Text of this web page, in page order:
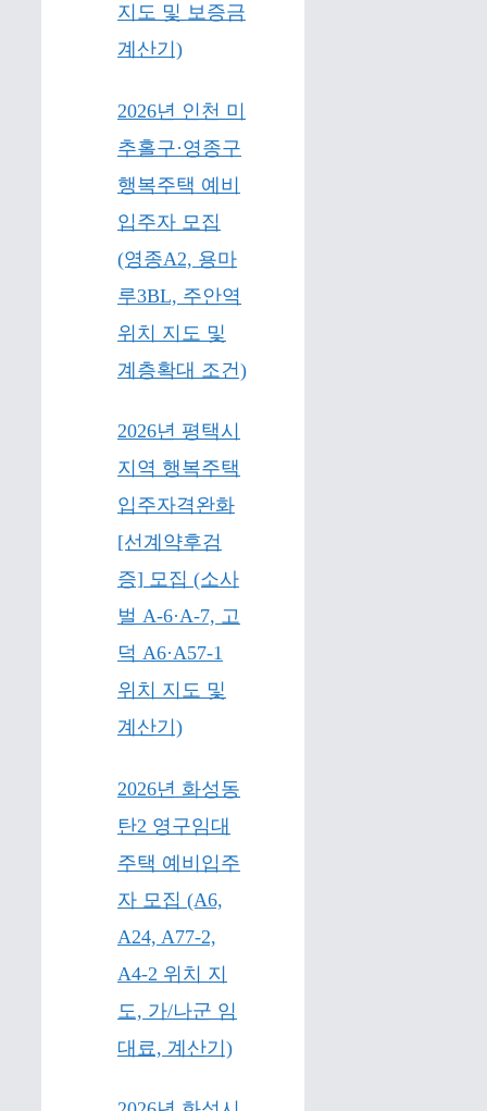
지도 및 보증금
계산기)
2026년 인천 미
추홀구·영종구
행복주택 예비
입주자 모집
(영종A2, 용마
루3BL, 주안역
위치 지도 및
계층확대 조건)
2026년 평택시
지역 행복주택
입주자격완화
[선계약후검
증] 모집 (소사
벌 A-6·A-7, 고
덕 A6·A57-1
위치 지도 및
계산기)
2026년 화성동
탄2 영구임대
주택 예비입주
자 모집 (A6,
A24, A77-2,
A4-2 위치 지
도, 가/나군 임
대료, 계산기)